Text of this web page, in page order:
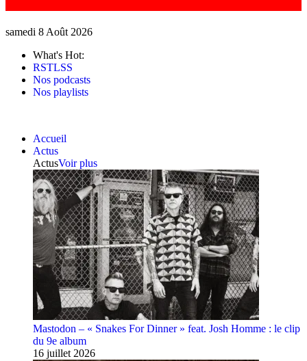
samedi 8 Août 2026
What's Hot:
RSTLSS
Nos podcasts
Nos playlists
Accueil
Actus
ActusVoir plus
Mastodon – « Snakes For Dinner » feat. Josh Homme : le clip
du 9e album
16 juillet 2026